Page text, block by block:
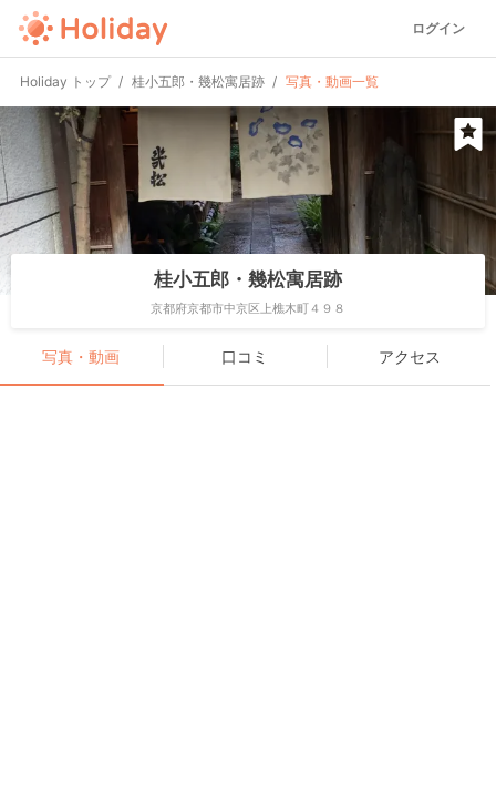
ログイン
Holiday トップ 桂小五郎・幾松寓居跡 写真・動画一覧
桂小五郎・幾松寓居跡
京都府京都市中京区上樵木町４９８
写真・動画 口コミ アクセス